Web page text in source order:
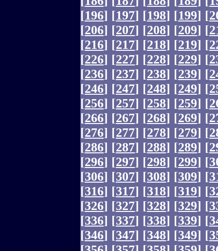
[196] [197] [198] [199] [
[206] [207] [208] [209] [
[216] [217] [218] [219] [
[226] [227] [228] [229] [
[236] [237] [238] [239] [
[246] [247] [248] [249] [
[256] [257] [258] [259] [
[266] [267] [268] [269] [
[276] [277] [278] [279] [
[286] [287] [288] [289] [
[296] [297] [298] [299] [
[306] [307] [308] [309] [
[316] [317] [318] [319] [
[326] [327] [328] [329] [
[336] [337] [338] [339] [
[346] [347] [348] [349] [